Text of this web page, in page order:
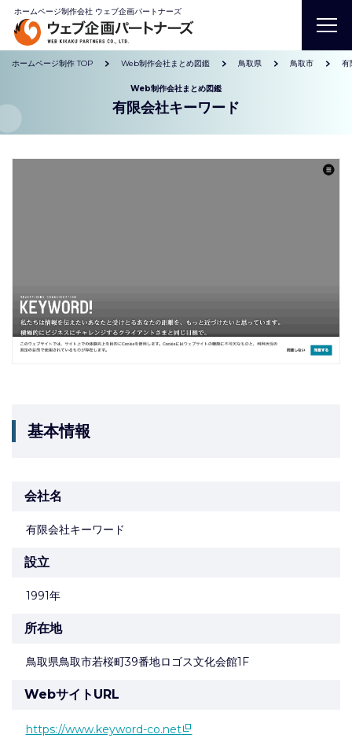
ホームページ制作会社 ウェブ企画パートナーズ
ホームページ制作 TOP Web制作会社まとめ図鑑 鳥取県 鳥取市 有
Web制作会社まとめ図鑑
有限会社キーワード
基本情報
会社名
有限会社キーワード
設立
1991年
所在地
鳥取県鳥取市若桜町39番地ロゴス文化会館1F
WebサイトURL
https://www.keyword-co.net